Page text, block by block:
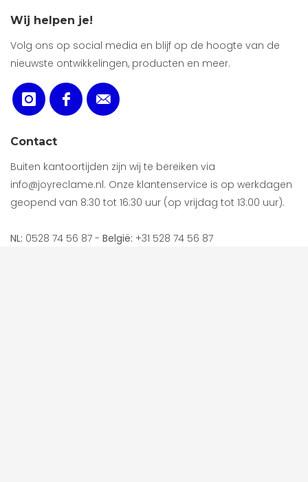
Wij helpen je!
Volg ons op social media en blijf op de hoogte van de
nieuwste ontwikkelingen, producten en meer.
Contact
Buiten kantoortijden zijn wij te bereiken via
info@joyreclame.nl. Onze klantenservice is op werkdagen
geopend van 8:30 tot 16:30 uur (op vrijdag tot 13:00 uur).
NL: 0528 74 56 87 - België: +31 528 74 56 87